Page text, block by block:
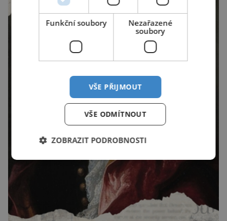
Funkční soubory
Nezařazené
soubory
VŠE PŘIJMOUT
VŠE ODMÍTNOUT
ZOBRAZIT PODROBNOSTI